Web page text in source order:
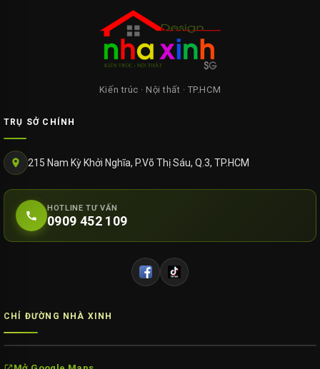
Kiến trúc · Nội thất · TP.HCM
TRỤ SỞ CHÍNH
215 Nam Kỳ Khởi Nghĩa, P.Võ Thị Sáu, Q.3, TP.HCM
HOTLINE TƯ VẤN
0909 452 109
CHỈ ĐƯỜNG NHÀ XINH